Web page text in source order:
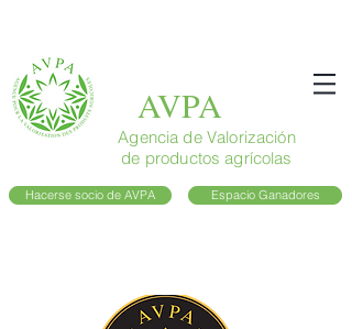
AVPA
Agencia de Valorización
de productos agrícolas
Hacerse socio de AVPA Espacio Ganadores